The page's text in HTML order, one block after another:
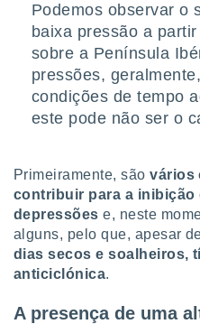
cookies,
site
caso,
de que
não
cookies
o
ou
Podemos observar o
baixa pressão a
sobre a Península
pressões,
condições de tempo
este pode não ser o
Primeiramente, sãovários
contribuir para a inibição
depressões e, neste
alguns, pelo que, apesar
dias secos e soalheiros,
anticiclónica.
A presença de uma